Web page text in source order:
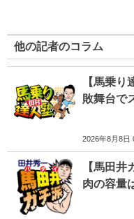
他の記者のコラム
【馬乗
敗舞台で
2026年8月8
【馬田
肉の容量